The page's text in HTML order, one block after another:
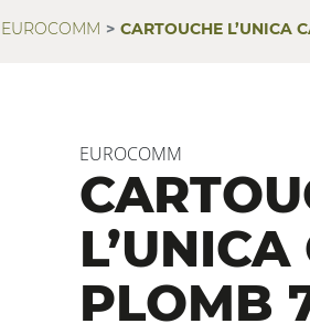
EUROCOMM CARTOUCHE L’UNICA
EUROCOMM
PLOMB